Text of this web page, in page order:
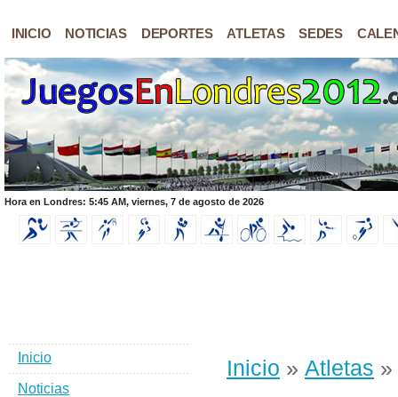
INICIO NOTICIAS DEPORTES ATLETAS SEDES
Hora en Londres: 5:45 AM, viernes, 7 de agosto de 2026
Inicio » Atletas »
Inicio
Noticias